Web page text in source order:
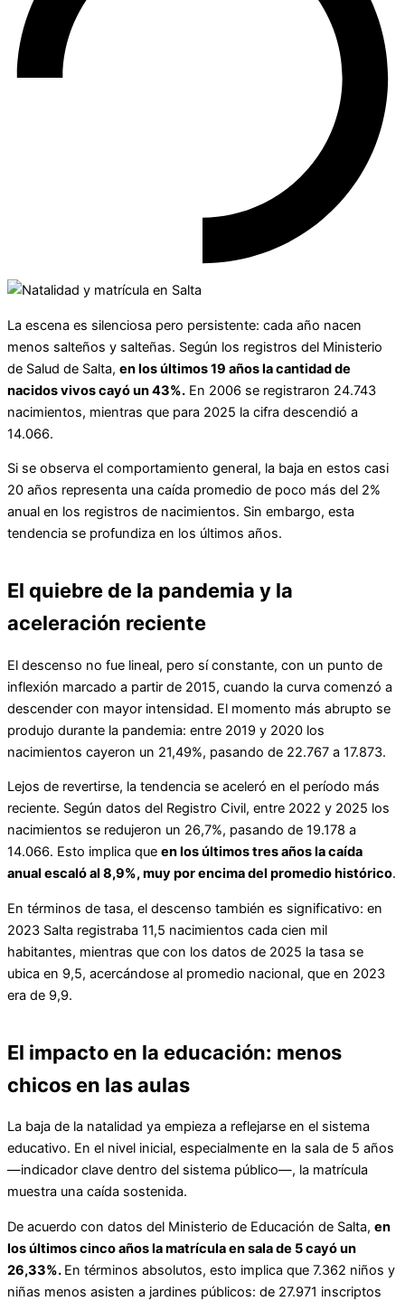
La escena es silenciosa pero persistente: cada año nacen
menos salteños y salteñas. Según los registros del Ministerio
de Salud de Salta, en los últimos 19 años la cantidad de
nacidos vivos cayó un 43%. En 2006 se registraron 24.743
nacimientos, mientras que para 2025 la cifra descendió a
14.066.
Si se observa el comportamiento general, la baja en estos casi
20 años representa una caída promedio de poco más del 2%
anual en los registros de nacimientos. Sin embargo, esta
tendencia se profundiza en los últimos años.
El quiebre de la pandemia y la
aceleración reciente
El descenso no fue lineal, pero sí constante, con un punto de
inflexión marcado a partir de 2015, cuando la curva comenzó a
descender con mayor intensidad. El momento más abrupto se
produjo durante la pandemia: entre 2019 y 2020 los
nacimientos cayeron un 21,49%, pasando de 22.767 a 17.873.
Lejos de revertirse, la tendencia se aceleró en el período más
reciente. Según datos del Registro Civil, entre 2022 y 2025 los
nacimientos se redujeron un 26,7%, pasando de 19.178 a
14.066. Esto implica que en los últimos tres años la caída
anual escaló al 8,9%, muy por encima del promedio histórico.
En términos de tasa, el descenso también es significativo: en
2023 Salta registraba 11,5 nacimientos cada cien mil
habitantes, mientras que con los datos de 2025 la tasa se
ubica en 9,5, acercándose al promedio nacional, que en 2023
era de 9,9.
El impacto en la educación: menos
chicos en las aulas
La baja de la natalidad ya empieza a reflejarse en el sistema
educativo. En el nivel inicial, especialmente en la sala de 5 años
—indicador clave dentro del sistema público—, la matrícula
muestra una caída sostenida.
De acuerdo con datos del Ministerio de Educación de Salta, en
los últimos cinco años la matrícula en sala de 5 cayó un
26,33%. En términos absolutos, esto implica que 7.362 niños y
niñas menos asisten a jardines públicos: de 27.971 inscriptos